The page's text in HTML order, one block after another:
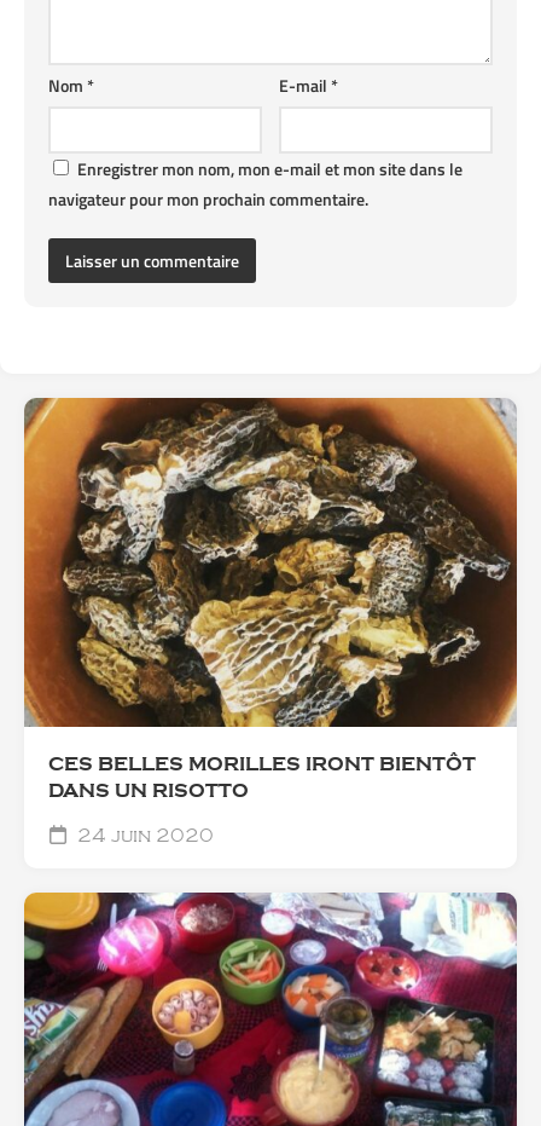
E-mail*
Nom*
Enregistrer mon nom, mon e-mail et mon site dans le
navigateur pour mon prochain commentaire.
CES BELLES MORILLES IRONT BIENTÔT
DANS UN RISOTTO
24 juin 2020